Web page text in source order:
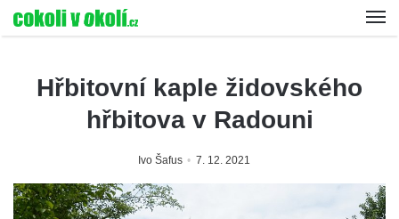
Hřbitovní kaple židovského
hřbitova v Radouni
Ivo Šafus 7. 12. 2021